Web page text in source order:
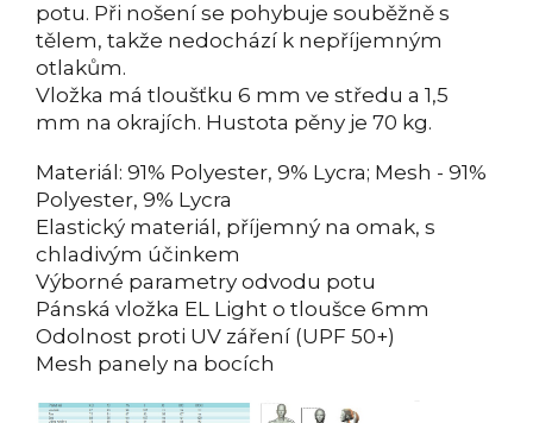
potu. Při nošení se pohybuje souběžně s
tělem, takže nedochází k nepříjemným
otlakům.
Vložka má tloušťku 6 mm ve středu a 1,5
mm na okrajích. Hustota pěny je 70 kg.
Materiál: 91% Polyester, 9% Lycra; Mesh - 91%
Polyester, 9% Lycra
Elastický materiál, příjemný na omak, s
chladivým účinkem
Výborné parametry odvodu potu
Pánská vložka EL Light o tloušce 6mm
Odolnost proti UV záření (UPF 50+)
Mesh panely na bocích